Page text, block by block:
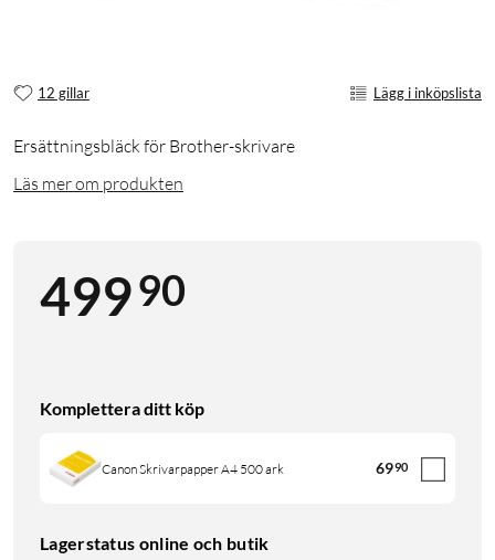
12 gillar Lägg i inköpslista
Ersättningsbläck för Brother-skrivare
Läs mer om produkten
49990
Komplettera ditt köp
Canon Skrivarpapper A4 500 ark 6990
Lagerstatus online och butik